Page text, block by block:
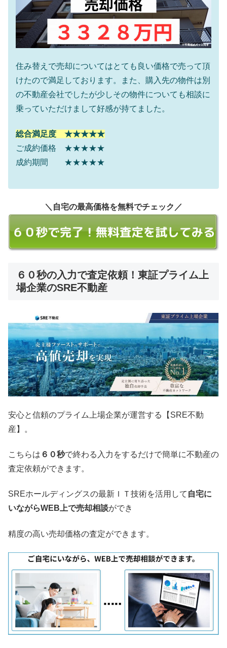
住み替えで売却についてはとても良い価格で売って頂
けたので満足しております。また、購入先の物件は別
の不動産会社でしたが少しその物件についても相談に
乗っていただけまして好感が持てました。
総合満足度 ★★★★★
ご成約価格 ★★★★★
成約期間 ★★★★★
＼自宅の最高価格を無料でチェック／
６０秒の入力で査定依頼！東証プライム上
場企業のSRE不動産
安心と信頼のプライム上場企業が運営する【SRE不動
産】。
こちらは ６０秒で終わる入力をするだけで簡単に不動産の
査定依頼ができます。
SREホールディングスの最新ＩＴ技術を活用して 自宅に
いながらWEB上で売却相談ができ
精度の高い売却価格の査定ができます。